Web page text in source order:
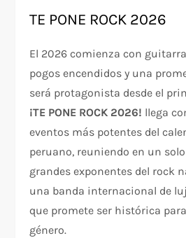
TE PONE ROCK 2026
El 2026 comienza con
pogos encendidos y una
será protagonista desde el
¡TE PONE ROCK 2026! llega
eventos más potentes del
peruano, reuniendo en un
grandes exponentes del rock
una banda internacional de
que promete ser histórica
género.